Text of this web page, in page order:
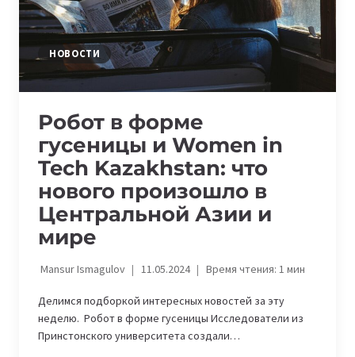
НОВОСТИ
Робот в форме
гусеницы и Women in
Tech Kazakhstan: что
нового произошло в
Центральной Азии и
мире
Mansur Ismagulov 11.05.2024 Время чтения: 1мин
Делимся подборкой интересных новостей за эту
неделю. Робот в форме гусеницы Исследователи из
Принстонского университета создали…